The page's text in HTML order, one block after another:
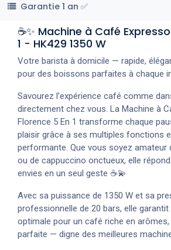
Garantie 1 an ✅
☕✨ Machine à Café
1 - HK429 1350 W
Votre barista à domicile — rapide,
pour des boissons parfaites à chaque
Savourez l’expérience café comme
directement chez vous. La Machine à
Florence 5 En 1 transforme chaque
plaisir grâce à ses multiples fonctions
performante. Que vous soyez amateur
ou de cappuccino onctueux, elle
envies en un seul geste ☕💫
Avec sa puissance de 1350 W et sa
professionnelle de 20 bars, elle
optimale pour un café riche en
parfaite — digne des meilleures